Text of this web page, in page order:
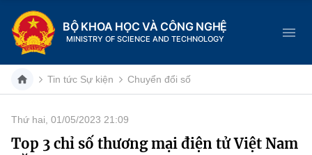
BỘ KHOA HỌC VÀ CÔNG NGHỆ
MINISTRY OF SCIENCE AND TECHNOLOGY
Danh mục
Tin tức Sự kiện Chuyển đổi số
Thứ hai, 01/05/2023 21:09
Top 3 chỉ số thương mại điện tử Việt Nam